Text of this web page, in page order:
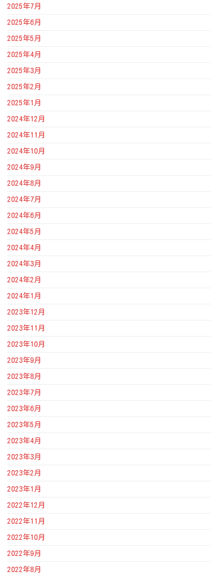
2025年7月
2025年6月
2025年5月
2025年4月
2025年3月
2025年2月
2025年1月
2024年12月
2024年11月
2024年10月
2024年9月
2024年8月
2024年7月
2024年6月
2024年5月
2024年4月
2024年3月
2024年2月
2024年1月
2023年12月
2023年11月
2023年10月
2023年9月
2023年8月
2023年7月
2023年6月
2023年5月
2023年4月
2023年3月
2023年2月
2023年1月
2022年12月
2022年11月
2022年10月
2022年9月
2022年8月